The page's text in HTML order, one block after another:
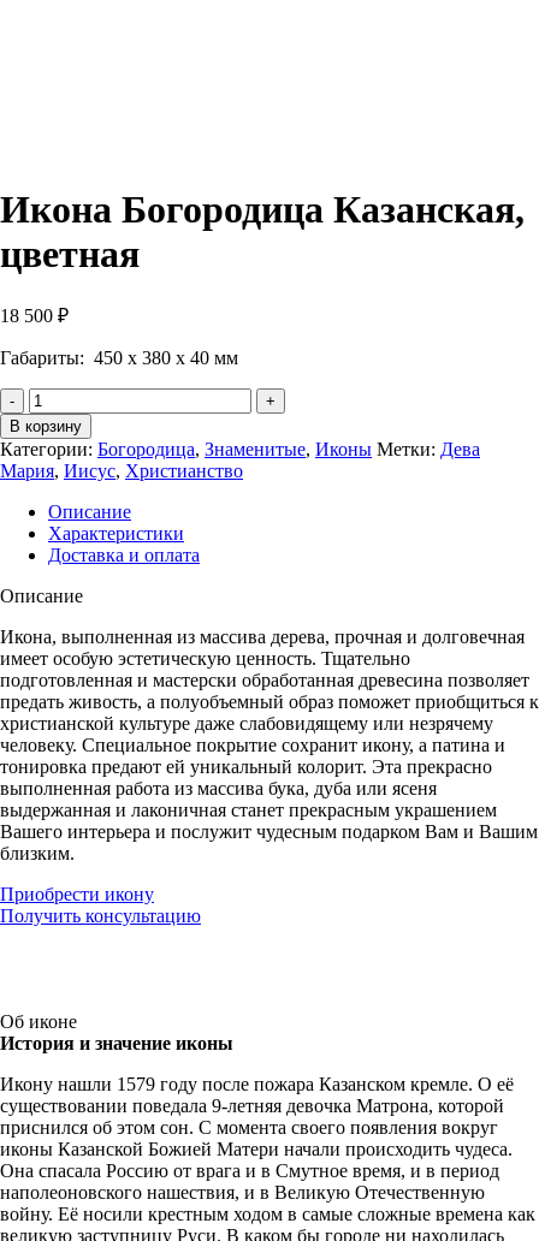
Икона Богородица Казанская,
цветная
18 500 ₽
Габариты: 450 х 380 х 40 мм
Количество
Икона
Богородица
Казанская,
цветная
В корзину
Категории: Богородица, Знаменитые, Иконы Метки: Дева
Мария, Иисус, Христианство
Описание
Характеристики
Доставка и оплата
Описание
Икона, выполненная из массива дерева, прочная и долговечная
имеет особую эстетическую ценность. Тщательно
подготовленная и мастерски обработанная древесина позволяет
предать живость, а полуобъемный образ поможет приобщиться к
христианской культуре даже слабовидящему или незрячему
человеку. Специальное покрытие сохранит икону, а патина и
тонировка предают ей уникальный колорит. Эта прекрасно
выполненная работа из массива бука, дуба или ясеня
выдержанная и лаконичная станет прекрасным украшением
Вашего интерьера и послужит чудесным подарком Вам и Вашим
близким.
Приобрести икону
Получить консультацию
Об иконе
История и значение иконы
Икону нашли 1579 году после пожара Казанском кремле. О её
существовании поведала 9-летняя девочка Матрона, которой
приснился об этом сон. С момента своего появления вокруг
иконы Казанской Божией Матери начали происходить чудеса.
Она спасала Россию от врага и в Смутное время, и в период
наполеоновского нашествия, и в Великую Отечественную
войну. Её носили крестным ходом в самые сложные времена как
великую заступницу Руси. В каком бы городе ни находилась